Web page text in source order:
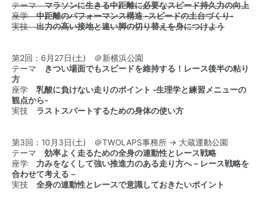
テーママラソンに生きる中距離に必要なスピード持久力の向上
座学中距離のパフォーマンス構造 -スピードの土台づくり-
実技出力の高い接地と速い脚の切り替えを身につけよう
第2回：6月27日(土) ＠新横浜公園
テーマ
きつい場面でもスピードを維持する！レース後半の粘り
方
座学 乳酸に負けない走りのポイント -生理学と練習メニューの
観点から-
実技 ラストスパートするための身体の使い方
第3回：10月3日(土) ＠TWOLAPS事務所 → 大蔵運動公園
テーマ 効率よく走るための全身の連動性とレース戦略
座学 力みをなくして強い推進力のある走り方へ－レース戦略を
合わせて考える－
実技 全身の連動性とレースで意識しておきたいポイント